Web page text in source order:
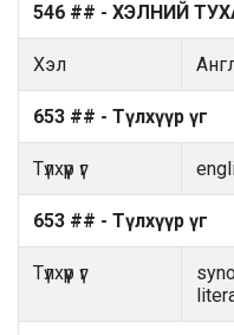
546 ## - ХЭЛНИЙ
Хэл
653 ## - Түлхүүр үг
Түлхүүр үг
653 ## - Түлхүүр үг
Түлхүүр үг